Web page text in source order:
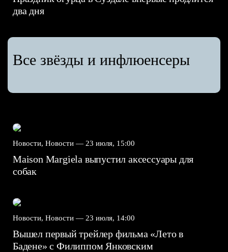
два дня
Все звёзды и инфлюенсеры
Новости, Новости — 23 июля, 15:00
Maison Margiela выпустил аксессуары для
собак
Новости, Новости — 23 июля, 14:00
Вышел первый трейлер фильма «Лето в
Бадене» с Филиппом Янковским